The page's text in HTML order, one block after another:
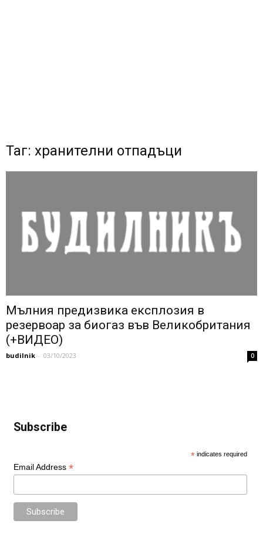
Таг: хранителни отпадъци
Мълния предизвика експлозия в
резeрвоар за биогаз във Великобритания
(+ВИДЕО)
budilnik - 03/10/2023 0
Subscribe
* indicates required
Email Address *